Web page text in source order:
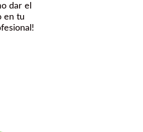
dar el
en tu